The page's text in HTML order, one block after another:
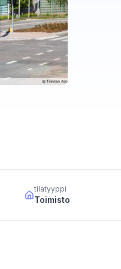
tilatyyppi
Toimisto